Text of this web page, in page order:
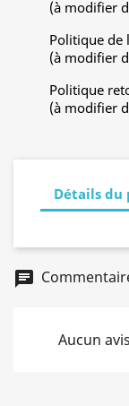
(à modifier
Politique de
(à modifier
Politique
(à modifier
Détails du
chat
Aucun